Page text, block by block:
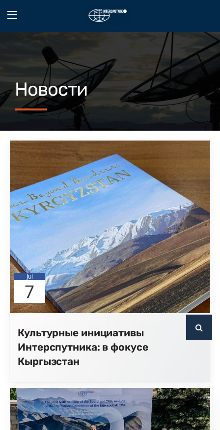
Новости
Jul
7
Культурные инициативы
Интерспутника: в фокусе
Кыргызстан